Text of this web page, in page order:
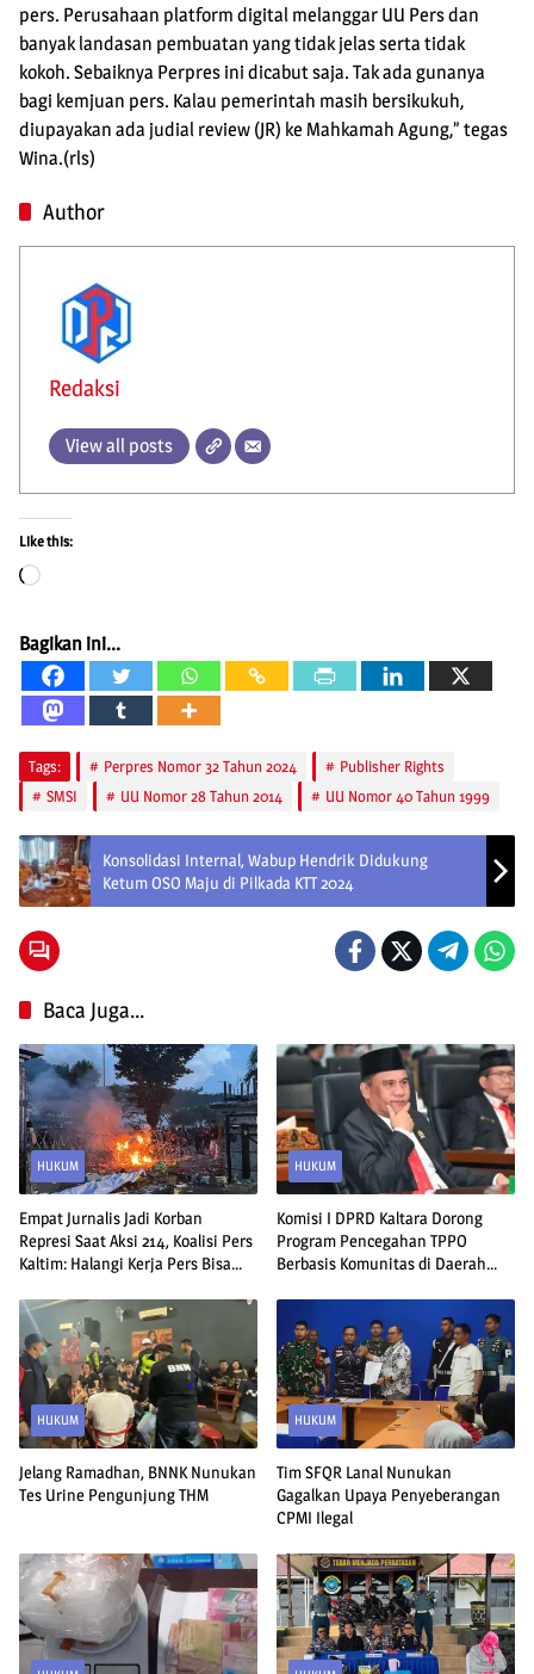
pers. Perusahaan platform digital melanggar UU Pers dan
banyak landasan pembuatan yang tidak jelas serta tidak
kokoh. Sebaiknya Perpres ini dicabut saja. Tak ada gunanya
bagi kemjuan pers. Kalau pemerintah masih bersikukuh,
diupayakan ada judial review (JR) ke Mahkamah Agung,” tegas
Wina.(rls)
Author
Redaksi
View all posts
Like this:
Loading…
Bagikan ini...
Tags: Perpres Nomor 32 Tahun 2024
Publisher Rights
SMSI
UU Nomor 28 Tahun 2014 UU Nomor 40 Tahun 1999
Konsolidasi Internal, Wabup Hendrik Didukung
Ketum OSO Maju di Pilkada KTT 2024
Baca Juga...
HUKUM
Empat Jurnalis Jadi Korban
Represi Saat Aksi 214, Koalisi Pers
Kaltim: Halangi Kerja Pers Bisa
HUKUM
Komisi I DPRD Kaltara Dorong
Program Pencegahan TPPO
Berbasis Komunitas di Daerah
HUKUM
Jelang Ramadhan, BNNK Nunukan
Tes Urine Pengunjung THM
HUKUM
Tim SFQR Lanal Nunukan
Gagalkan Upaya Penyeberangan
CPMI Ilegal